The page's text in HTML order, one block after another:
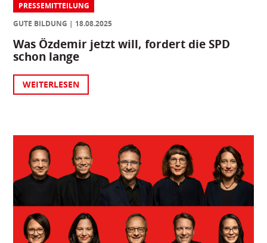
PRESSEMITTEILUNG
GUTE BILDUNG
18.08.2025
Was Özdemir jetzt will, fordert die SPD
schon lange
WEITERLESEN